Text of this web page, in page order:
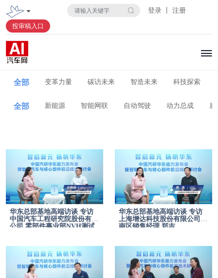
登录 丨 注册
投审稿入口
全部 变革力量 碳访未来 智造未来 科技探索
全部 新能源 智能网联 自动驾驶 动力总成 底
华东总部基地高端访谈 专访
中国汽车工程研究院股份有限
公司 零部件事业部NVH测试
华东总部基地高端访谈 专访
上海增达科技股份有限公司华
南区销售经理 郑吉